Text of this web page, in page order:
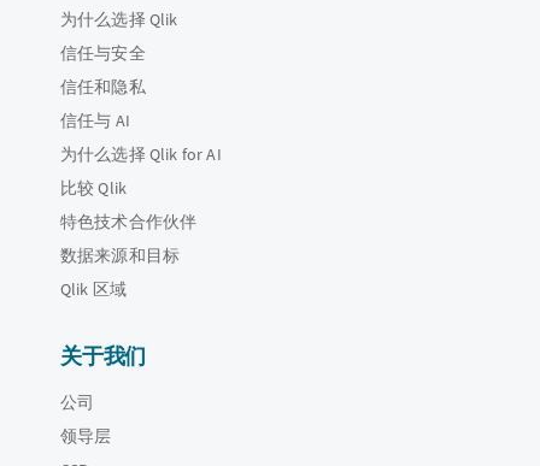
为什么选择 Qlik
信任与安全
信任和隐私
信任与 AI
为什么选择 Qlik for AI
比较 Qlik
特色技术合作伙伴
数据来源和目标
Qlik 区域
关于我们
公司
领导层